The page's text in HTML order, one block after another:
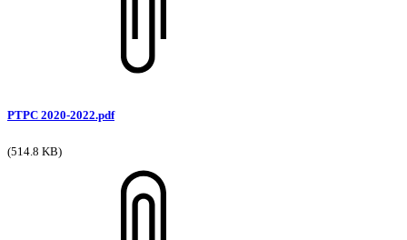
PTPC 2020-2022.pdf
(514.8 KB)